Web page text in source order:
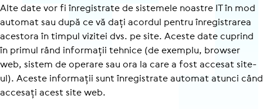
Alte date vor fi înregistrate de sistemele noastre IT în mod
automat sau după ce vă dați acordul pentru înregistrarea
acestora în timpul vizitei dvs. pe site. Aceste date cuprind
în primul rând informații tehnice (de exemplu, browser
web, sistem de operare sau ora la care a fost accesat site-
ul). Aceste informații sunt înregistrate automat atunci când
accesați acest site web.